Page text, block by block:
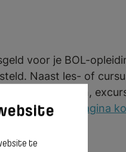
te
voor je BOL-
Naast les- of
webpaginapagina